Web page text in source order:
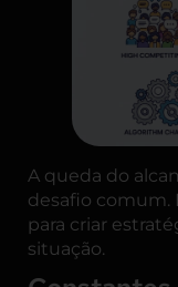
A queda do
desafio comum.
para criar
situação.